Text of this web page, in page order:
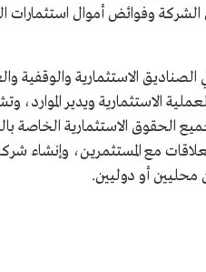
وفوائض أموال استثمارات
الاستثمارية والوقفية
الاستثمارية ويدير
الحقوق الاستثمارية الخاصة
مع المستثمرين، وإنشاء
محليين أو دوليين.